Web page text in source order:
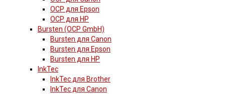
OCP для Epson
OCP для HP
Bursten (OCP GmbH)
Bursten для Canon
Bursten для Epson
Bursten для HP
InkTec
InkTec для Brother
InkTec для Canon